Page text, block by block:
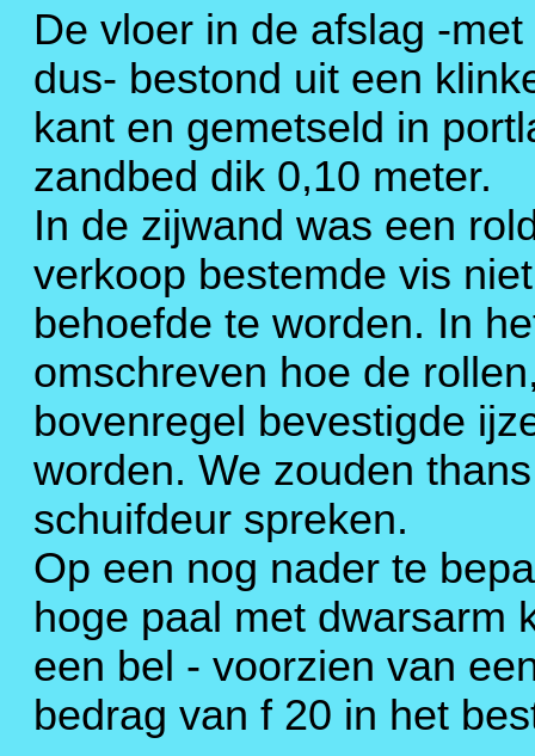
De vloer in de afslag -
dus- bestond uit een
kant en gemetseld in
zandbed dik 0,10 meter.
In de zijwand was een
verkoop bestemde vis
behoefde te worden. In
omschreven hoe de
bovenregel bevestigde
worden. We zouden
schuifdeur spreken.
Op een nog nader te
hoge paal met dwarsarm
een bel - voorzien van
bedrag van f 20 in het